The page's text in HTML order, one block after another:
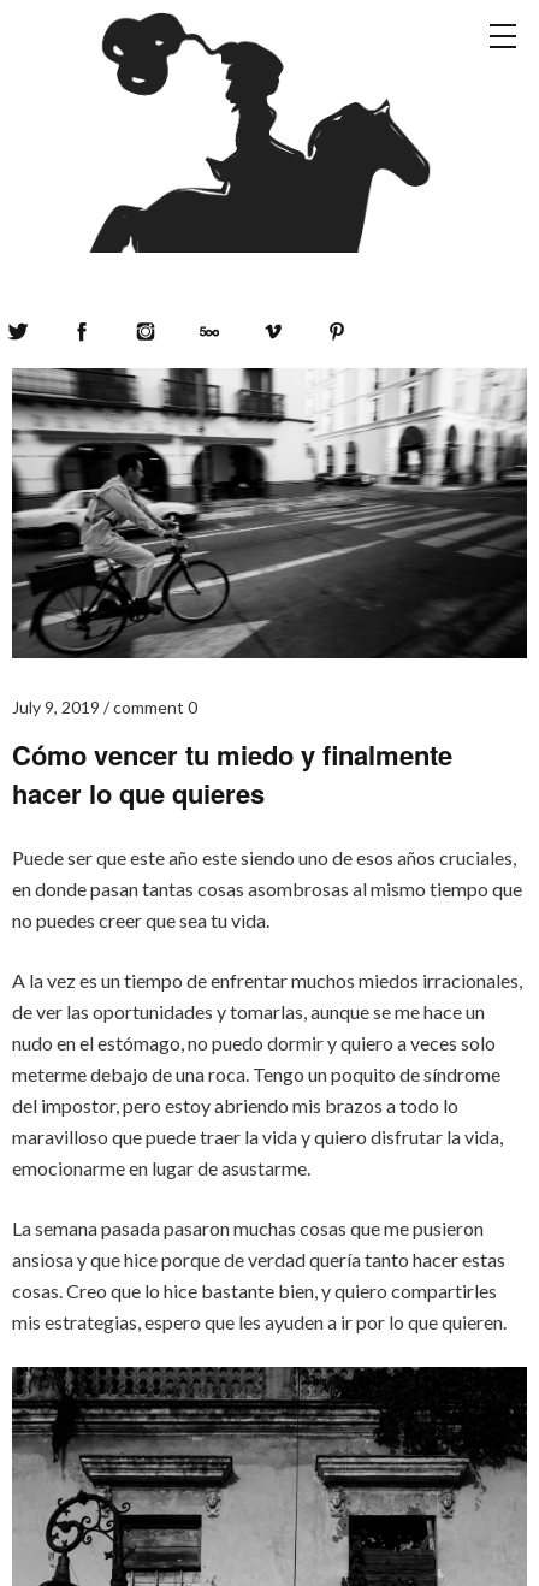
July 9, 2019 comment 0
Cómo vencer tu miedo y finalmente
hacer lo que quieres
Puede ser que este año este siendo uno de esos años cruciales,
en donde pasan tantas cosas asombrosas al mismo tiempo que
no puedes creer que sea tu vida.
A la vez es un tiempo de enfrentar muchos miedos irracionales,
de ver las oportunidades y tomarlas, aunque se me hace un
nudo en el estómago, no puedo dormir y quiero a veces solo
meterme debajo de una roca. Tengo un poquito de síndrome
del impostor, pero estoy abriendo mis brazos a todo lo
maravilloso que puede traer la vida y quiero disfrutar la vida,
emocionarme en lugar de asustarme.
La semana pasada pasaron muchas cosas que me pusieron
ansiosa y que hice porque de verdad quería tanto hacer estas
cosas. Creo que lo hice bastante bien, y quiero compartirles
mis estrategias, espero que les ayuden a ir por lo que quieren.